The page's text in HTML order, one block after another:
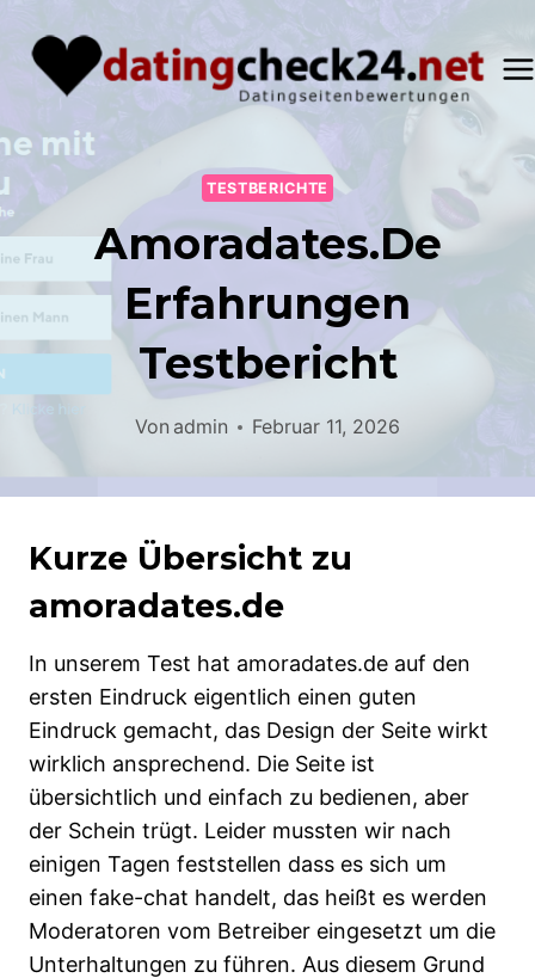
Inhalt
springen
TESTBERICHTE
Amoradates.de
Erfahrungen
Testbericht
Von admin Februar 11, 2026
Kurze Übersicht zu
amoradates.de
In unserem Test hat amoradates.de auf den
ersten Eindruck eigentlich einen guten
Eindruck gemacht, das Design der Seite wirkt
wirklich ansprechend. Die Seite ist
übersichtlich und einfach zu bedienen, aber
der Schein trügt. Leider mussten wir nach
einigen Tagen feststellen dass es sich um
einen fake-chat handelt, das heißt es werden
Moderatoren vom Betreiber eingesetzt um die
Unterhaltungen zu führen. Aus diesem Grund